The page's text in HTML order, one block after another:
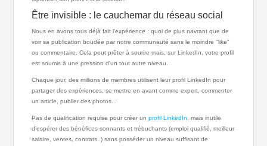
Être invisible : le cauchemar du réseau social
Nous en avons tous déjà fait l'expérience : quoi de plus navrant que de
voir sa publication boudée par notre communauté sans le moindre "like"
ou commentaire. Cela peut prêter à sourire mais, sur LinkedIn, votre profil
est soumis à une pression d'un tout autre niveau.
Chaque jour, des millions de membres utilisent leur profil LinkedIn pour
partager des expériences, se mettre en avant comme expert, commenter
un article, publier des photos...
Pas de qualification requise pour créer unprofil LinkedIn, mais inutile
d’espérer des bénéfices sonnants et trébuchants (emploi qualifié, meilleur
salaire, ventes, contrats..) sans posséder un niveau suffisant de